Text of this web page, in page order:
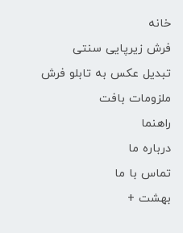
خانه
فرش زیرپایی سنتی
تبدیل عکس به تابلو فرش
ملزومات بافت
راهنما
درباره ما
تماس با ما
بهشت +